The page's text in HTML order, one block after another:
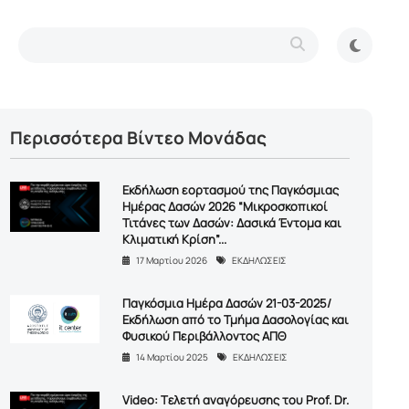
Περισσότερα Βίντεο Μονάδας
Eκδήλωση εορτασμού της Παγκόσμιας
Ημέρας Δασών 2026 “Μικροσκοπικοί
Τιτάνες των Δασών: Δασικά Έντομα και
Κλιματική Κρίση”...
17 Μαρτίου 2026 ΕΚΔΗΛΩΣΕΙΣ
Παγκόσμια Ημέρα Δασών 21-03-2025/
Εκδήλωση από το Τμήμα Δασολογίας και
Φυσικού Περιβάλλοντος ΑΠΘ
14 Μαρτίου 2025 ΕΚΔΗΛΩΣΕΙΣ
Video: Tελετή αναγόρευσης του Prof. Dr.